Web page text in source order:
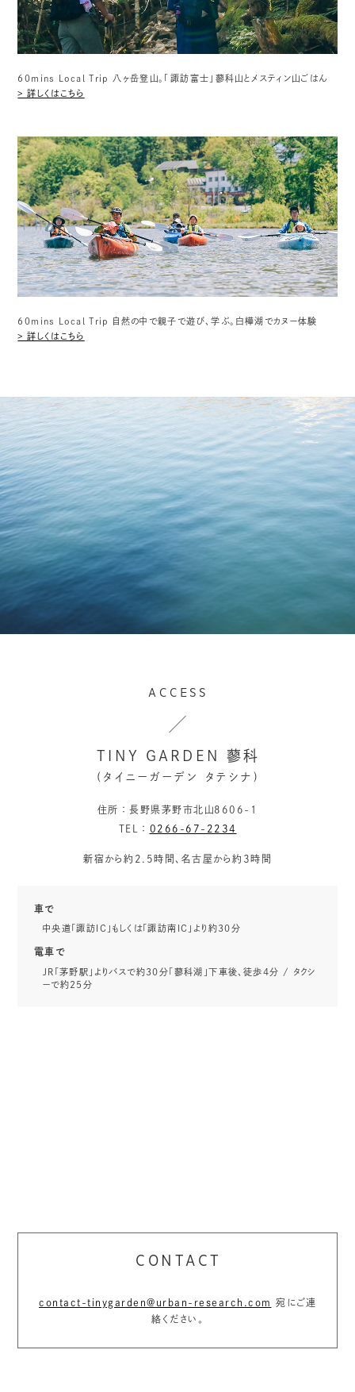
60mins Local Trip 八ヶ岳登山。「諏訪富士」蓼科山とメスティン山ごはん
> 詳しくはこちら
60mins Local Trip 自然の中で親子で遊び、学ぶ。白樺湖でカヌー体験
> 詳しくはこちら
ACCESS
TINY GARDEN 蓼科
(タイニーガーデン タテシナ)
住所
長野県茅野市北山8606-1
TEL
0266-67-2234
新宿から約2.5時間、名古屋から約3時間
車で
中央道「諏訪IC」もしくは「諏訪南IC」より約30分
電車で
JR「茅野駅」よりバスで約30分「蓼科湖」下車後、徒歩4分 / タクシ
ーで約25分
CONTACT
contact-tinygarden@urban-research.com
宛にご連
絡ください。